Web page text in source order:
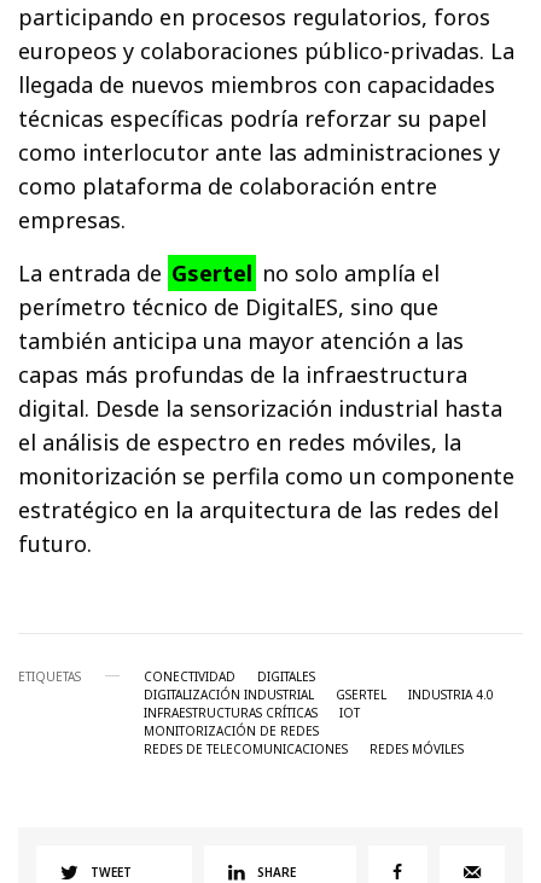
participando en procesos regulatorios, foros
europeos y colaboraciones público-privadas. La
llegada de nuevos miembros con capacidades
técnicas específicas podría reforzar su papel
como interlocutor ante las administraciones y
como plataforma de colaboración entre
empresas.
La entrada de Gsertel no solo amplía el
perímetro técnico de DigitalES, sino que
también anticipa una mayor atención a las
capas más profundas de la infraestructura
digital. Desde la sensorización industrial hasta
el análisis de espectro en redes móviles, la
monitorización se perfila como un componente
estratégico en la arquitectura de las redes del
futuro.
ETIQUETAS CONECTIVIDAD
DIGITALES
DIGITALIZACIÓN INDUSTRIAL
GSERTEL
INDUSTRIA 4.0
INFRAESTRUCTURAS CRÍTICAS
IOT
MONITORIZACIÓN DE REDES
REDES DE TELECOMUNICACIONES
REDES MÓVILES
TWEET SHARE